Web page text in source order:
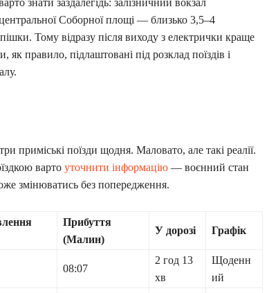
знати заздалегідь: залізничний вокзал
Соборної площі — близько 3,5–4
Тому відразу після виходу з електрички краще
правило, підлаштовані під розклад поїздів і
поїзди щодня. Маловато, але такі реалії.
варто уточнити інформацію— воєнний стан
змінюватись без попередження.
Прибуття
(Малин)
У дорозі Графік
08:07
2 год 13
хв
Щоденн
ий